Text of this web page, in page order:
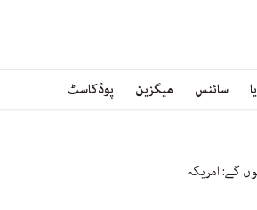
سائنس میگزین پوڈکاسٹ
گے: امریکہ